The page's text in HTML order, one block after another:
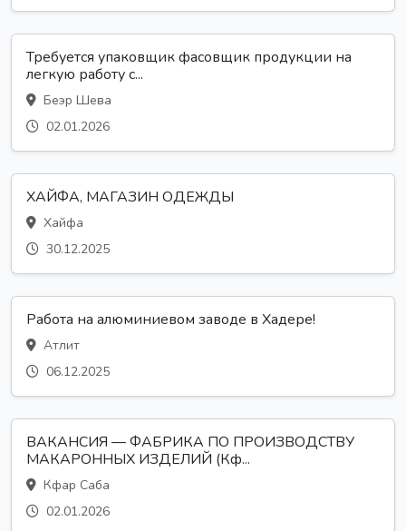
Требуется упаковщик фасовщик продукции на
легкую работу с...
Беэр Шева
02.01.2026
ХАЙФА, МАГАЗИН ОДЕЖДЫ
Хайфа
30.12.2025
Работа на алюминиевом заводе в Хадере!
Атлит
06.12.2025
ВАКАНСИЯ — ФАБРИКА ПО ПРОИЗВОДСТВУ
МАКАРОННЫХ ИЗДЕЛИЙ (Кф...
Кфар Саба
02.01.2026